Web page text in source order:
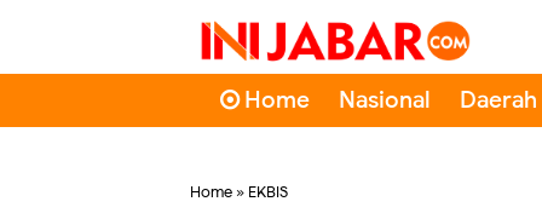
Home Nasional Daerah
Home » EKBIS